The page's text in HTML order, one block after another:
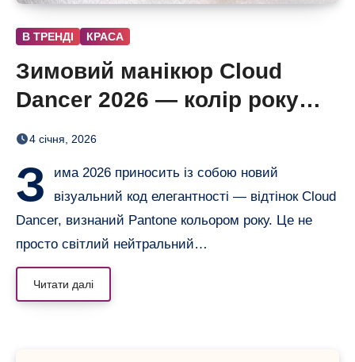
В ТРЕНДІ КРАСА
Зимовий манікюр Cloud
Dancer 2026 — колір року
Pantone
4 січня, 2026
З
има 2026 приносить із собою новий
візуальний код елегантності — відтінок Cloud
Dancer, визнаний Pantone кольором року. Це не
просто світлий нейтральний…
Читати далі